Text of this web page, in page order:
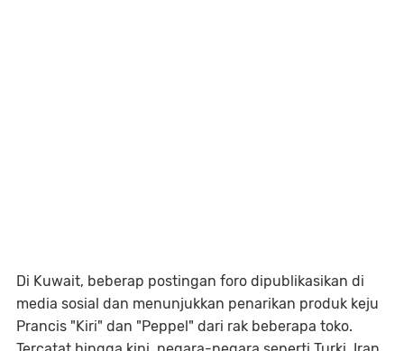
Di Kuwait, beberap postingan foro dipublikasikan di
media sosial dan menunjukkan penarikan produk keju
Prancis "Kiri" dan "Peppel" dari rak beberapa toko.